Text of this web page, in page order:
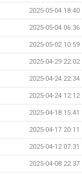
2025-05-04 18:40
2025-05-04 06:36
2025-05-02 10:59
2025-04-29 22:02
2025-04-24 22:34
2025-04-24 12:12
2025-04-18 15:41
2025-04-17 20:11
2025-04-12 07:31
2025-04-08 22:37